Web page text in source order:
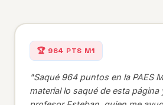
🏆 964 PTS M1
"Saqué 964 puntos en la PAES
material lo saqué de esta página